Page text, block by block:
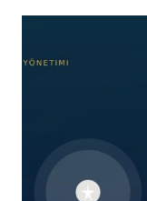
ENSEYE